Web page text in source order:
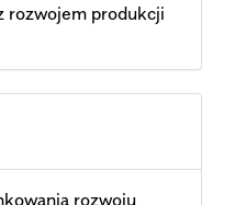
rozwojem produkcji
rozwoju